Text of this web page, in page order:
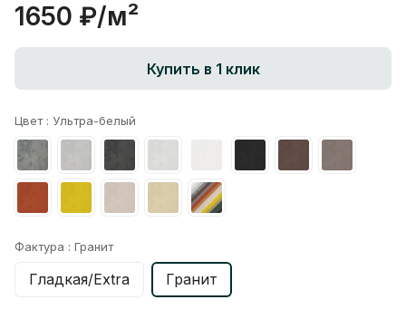
1650 ₽/м²
Купить в 1 клик
Цвет : Ультра-белый
Фактура : Гранит
Гладкая/Extra Гранит